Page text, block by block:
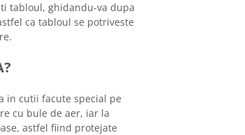
tabloul, ghidandu-va dupa
ca tabloul se potriveste
in cutii facute special pe
cu bule de aer, iar la
astfel fiind protejate